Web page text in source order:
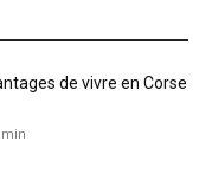
de vivre en Corse
min